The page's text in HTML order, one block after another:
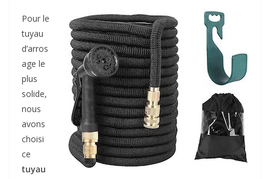
Pour le
tuyau
d’arros
age le
plus
solide,
nous
avons
choisi
ce
tuyau